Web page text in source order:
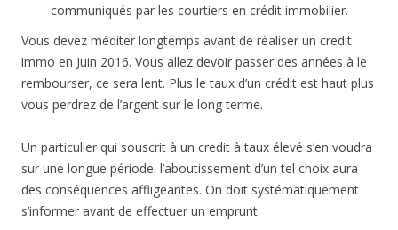
communiqués par les courtiers en crédit immobilier.
Vous devez méditer longtemps avant de réaliser un credit
immo en Juin 2016. Vous allez devoir passer des années à le
rembourser, ce sera lent. Plus le taux d’un crédit est haut plus
vous perdrez de l’argent sur le long terme.
Un particulier qui souscrit à un credit à taux élevé s’en voudra
sur une longue période. l’aboutissement d’un tel choix aura
des conséquences affligeantes. On doit systématiquement
s’informer avant de effectuer un emprunt.